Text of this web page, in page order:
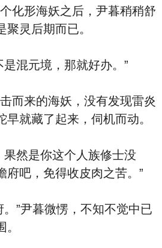
妖之后，尹暮稍稍舒
灵后期而已。
境，那就好办。”
海妖，没有发现雷炎
就藏了起来，伺机而动。
你这个人族修士没
府吧，免得收皮肉之苦。”
微愣，不知不觉中已